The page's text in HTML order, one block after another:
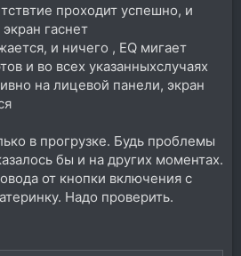
проходит успешно, и
гаснет
и ничего , EQ мигает
и во всех указанныхслучаях
на лицевой панели, экран
в прогрузке. Будь проблемы
бы и на других моментах.
от кнопки включения с
Надо проверить.